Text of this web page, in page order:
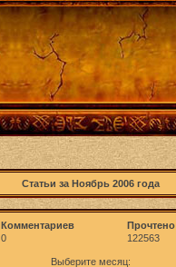
Статьи за Ноябрь 2006 года
Комментариев Прочтено
0 122563
Выберите месяц: